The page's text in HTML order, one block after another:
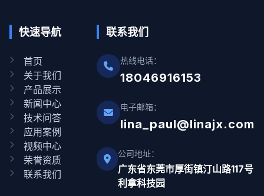
快速导航
首页
关于我们
产品展示
新闻中心
技术问答
应用案例
视频中心
荣誉资质
联系我们
联系我们
热线电话：
18046916153
电子邮箱：
lina_paul@linajx.com
公司地址：
广东省东莞市厚街镇汀山路117号
利拿科技园